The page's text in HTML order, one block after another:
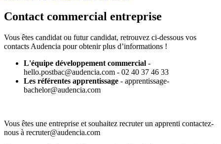
Contact commercial entreprise
Vous êtes candidat ou futur candidat, retrouvez ci-dessous vos
contacts Audencia pour obtenir plus d’informations !
L'équipe développement commercial -
hello.postbac@audencia.com - 02 40 37 46 33
Les référentes apprentissage - apprentissage-
bachelor@audencia.com
Vous êtes une entreprise et souhaitez recruter un apprenti contactez-
nous à recruter@audencia.com